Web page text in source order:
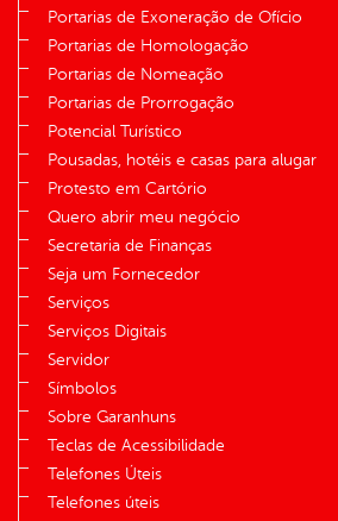
Portarias de Exoneração de Ofício
Portarias de Homologação
Portarias de Nomeação
Portarias de Prorrogação
Potencial Turístico
Pousadas, hotéis e casas para alugar
Protesto em Cartório
Quero abrir meu negócio
Secretaria de Finanças
Seja um Fornecedor
Serviços
Serviços Digitais
Servidor
Símbolos
Sobre Garanhuns
Teclas de Acessibilidade
Telefones Úteis
Telefones úteis